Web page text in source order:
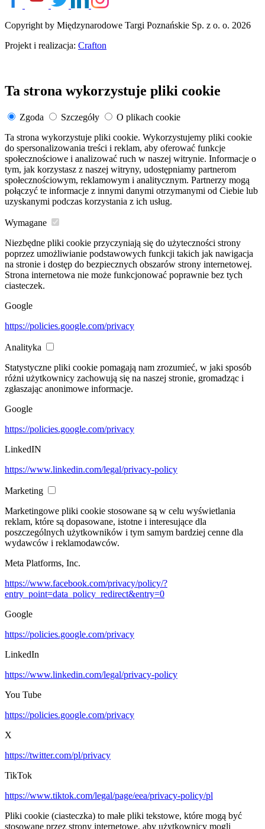
Copyright by Międzynarodowe Targi Poznańskie Sp. z o. o. 2026
Projekt i realizacja: Crafton
Ta strona wykorzystuje pliki cookie
Zgoda Szczegóły
O plikach cookie
Ta strona wykorzystuje pliki cookie. Wykorzystujemy pliki cookie
do spersonalizowania treści i reklam, aby oferować funkcje
społecznościowe i analizować ruch w naszej witrynie. Informacje o
tym, jak korzystasz z naszej witryny, udostępniamy partnerom
społecznościowym, reklamowym i analitycznym. Partnerzy mogą
połączyć te informacje z innymi danymi otrzymanymi od Ciebie lub
uzyskanymi podczas korzystania z ich usług.
Wymagane
Niezbędne pliki cookie przyczyniają się do użyteczności strony
poprzez umożliwianie podstawowych funkcji takich jak nawigacja
na stronie i dostęp do bezpiecznych obszarów strony internetowej.
Strona internetowa nie może funkcjonować poprawnie bez tych
ciasteczek.
Google
https://policies.google.com/privacy
Analityka
Statystyczne pliki cookie pomagają nam zrozumieć, w jaki sposób
różni użytkownicy zachowują się na naszej stronie, gromadząc i
zgłaszając anonimowe informacje.
Google
https://policies.google.com/privacy
LinkedIN
https://www.linkedin.com/legal/privacy-policy
Marketing
Marketingowe pliki cookie stosowane są w celu wyświetlania
reklam, które są dopasowane, istotne i interesujące dla
poszczególnych użytkowników i tym samym bardziej cenne dla
wydawców i reklamodawców.
Meta Platforms, Inc.
https://www.facebook.com/privacy/policy/?
entry_point=data_policy_redirect&entry=0
Google
https://policies.google.com/privacy
LinkedIn
https://www.linkedin.com/legal/privacy-policy
You Tube
https://policies.google.com/privacy
X
https://twitter.com/pl/privacy
TikTok
https://www.tiktok.com/legal/page/eea/privacy-policy/pl
Pliki cookie (ciasteczka) to małe pliki tekstowe, które mogą być
stosowane przez strony internetowe, aby użytkownicy mogli